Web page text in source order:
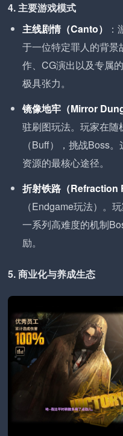
4. 主要游戏模式
主线剧情（Canto）
于一位特定罪人的背
作、CG演出以及专属
极具张力。
镜像地牢（Mirror
驻刷图玩法。玩家在随
（Buff），挑战Boss
资源的最核心途径。
折射铁路（Refraction
（Endgame玩法）。
一系列高难度的机制
励。
5. 商业化与养成生态